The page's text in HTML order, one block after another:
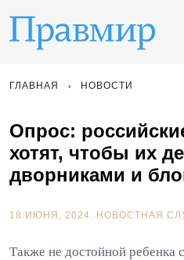
ГЛАВНАЯ НОВОСТИ
Опрос:
хотят, чтобы их
дворниками и
18 ИЮНЯ, 2024. НОВОСТНАЯ
Также не достойной ребенка